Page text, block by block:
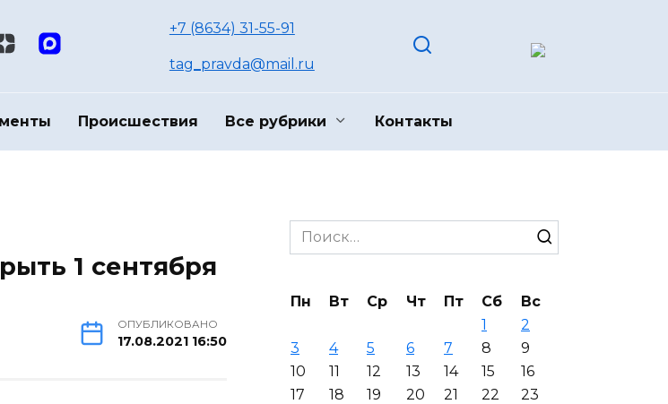
+7 (8634) 31-55-91
tag_pravda@mail.ru
Происшествия Все рубрики Контакты
1 сентября
ОПУБЛИКОВАНО
17.08.2021 16:50
Search
for:
Пн Вт Ср Чт Пт Сб
Вс
1
2
3
4 5 6 7 8
9
10
11 12 13 14 15
16
17
18 19 20 21 22
23